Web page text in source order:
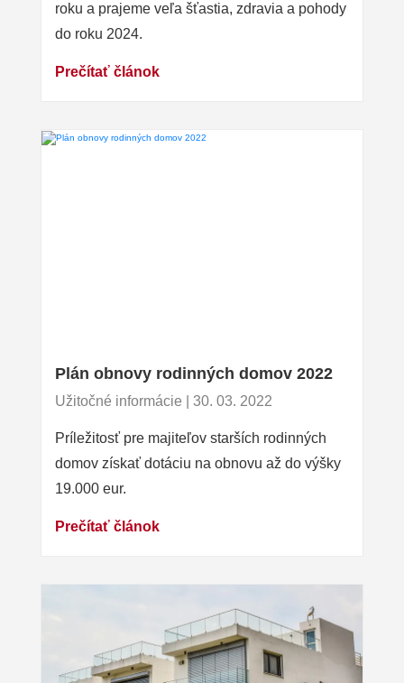
roku a prajeme veľa šťastia, zdravia a pohody
do roku 2024.
Prečítať článok
Plán obnovy rodinných domov 2022
Užitočné informácie | 30. 03. 2022
Príležitosť pre majiteľov starších rodinných
domov získať dotáciu na obnovu až do výšky
19.000 eur.
Prečítať článok